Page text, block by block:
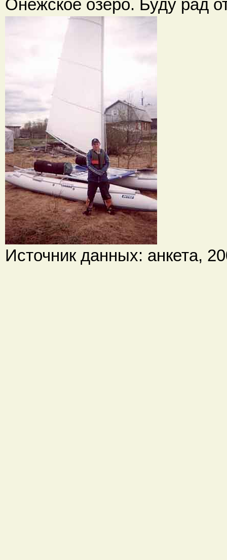
Онежское озеро. Буду рад
Источник данных: анкета,